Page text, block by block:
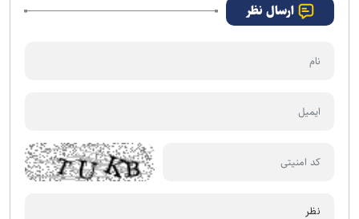
ارسال نظر